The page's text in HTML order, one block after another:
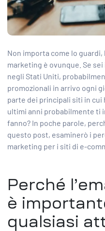
Non importa come lo guardi,
marketing è ovunque. Se
negli Stati Uniti,
promozionali in arrivo ogni
parte dei principali siti in
ultimi anni probabilmente ti
fanno? In poche parole,
questo post, esaminerò i
marketing per i siti di e-
Perché
è
qualsiasi